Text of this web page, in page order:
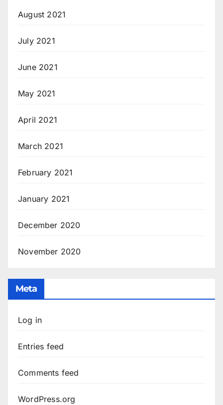
August 2021
July 2021
June 2021
May 2021
April 2021
March 2021
February 2021
January 2021
December 2020
November 2020
Meta
Log in
Entries feed
Comments feed
WordPress.org